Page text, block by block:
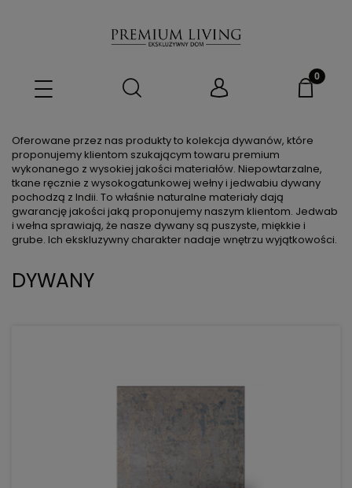
Oferowane przez nas produkty to kolekcja dywanów, które
proponujemy klientom szukającym towaru premium
wykonanego z wysokiej jakości materiałów. Niepowtarzalne,
tkane ręcznie z wysokogatunkowej wełny i jedwabiu dywany
pochodzą z Indii. To właśnie naturalne materiały dają
gwarancję jakości jaką proponujemy naszym klientom. Jedwab
i wełna sprawiają, że nasze dywany są puszyste, miękkie i
grube. Ich ekskluzywny charakter nadaje wnętrzu wyjątkowości.
DYWANY